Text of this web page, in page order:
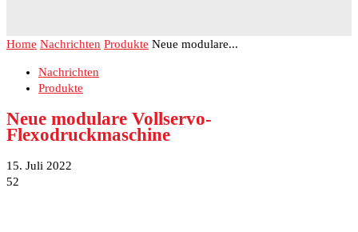
Home Nachrichten Produkte Neue modulare...
Nachrichten
Produkte
Neue modulare Vollservo-
Flexodruckmaschine
15. Juli 2022
52